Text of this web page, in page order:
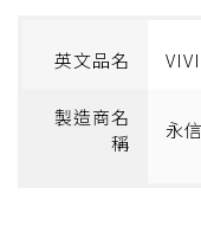
英文品名
製造商名
稱
永